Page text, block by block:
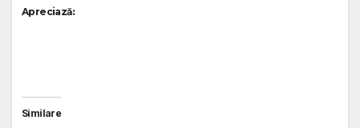
Apreciază:
Similare